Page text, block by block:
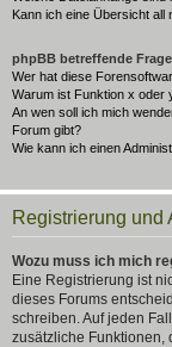
Kann ich eine Übersicht all
phpBB betreffende
Wer hat diese
Warum ist Funktion x oder
An wen soll ich mich
Forum gibt?
Wie kann ich einen
Registrierung und
Wozu muss ich mich
Eine Registrierung ist
dieses Forums
schreiben. Auf jeden
zusätzliche Funktionen,